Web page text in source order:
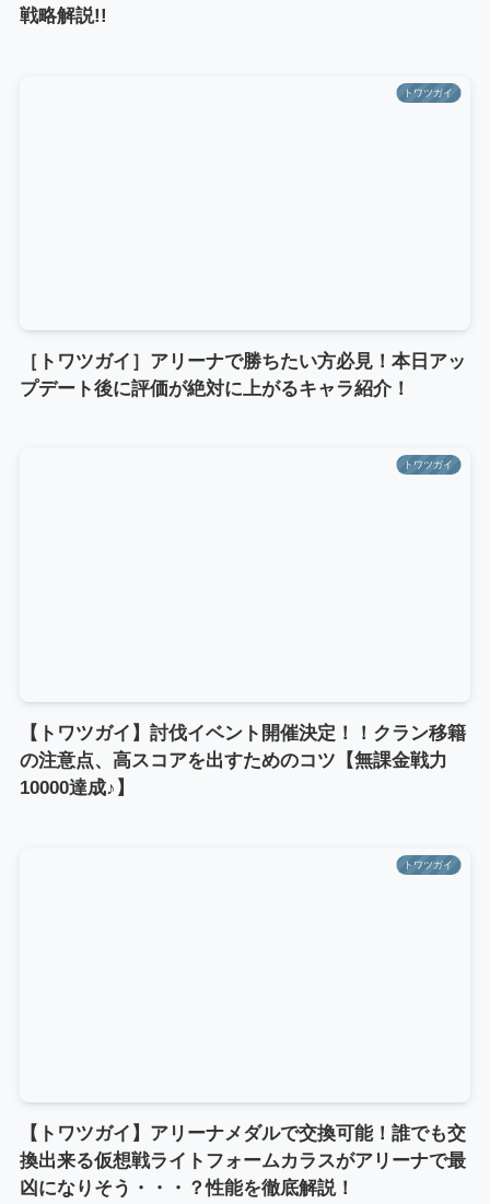
戦略解説!!
トワツガイ
［トワツガイ］アリーナで勝ちたい方必見！本日アッ
プデート後に評価が絶対に上がるキャラ紹介！
トワツガイ
【トワツガイ】討伐イベント開催決定！！クラン移籍
の注意点、高スコアを出すためのコツ【無課金戦力
10000達成♪】
トワツガイ
【トワツガイ】アリーナメダルで交換可能！誰でも交
換出来る仮想戦ライトフォームカラスがアリーナで最
凶になりそう・・・？性能を徹底解説！